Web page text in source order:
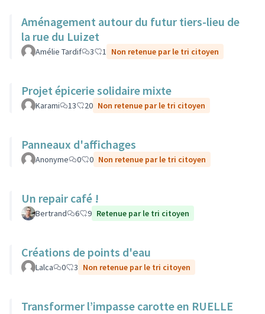
Aménagement autour du futur tiers-lieu de
la rue du Luizet
Amélie Tardif 3 1 Non retenue par le tri citoyen
Projet épicerie solidaire mixte
Karami 13 20 Non retenue par le tri citoyen
Panneaux d'affichages
Anonyme 0 0 Non retenue par le tri citoyen
Un repair café !
Bertrand 6 9 Retenue par le tri citoyen
Créations de points d'eau
Lalca 0 3 Non retenue par le tri citoyen
Transformer l’impasse carotte en RUELLE